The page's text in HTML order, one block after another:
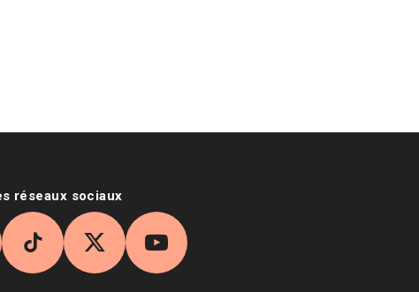
réseaux sociaux
TikTokX YouTube